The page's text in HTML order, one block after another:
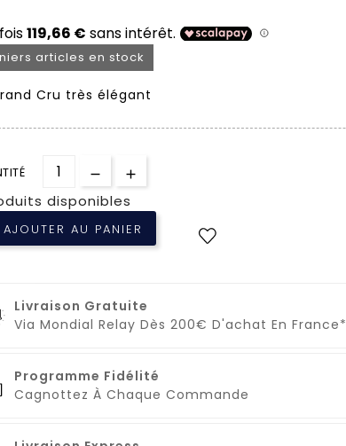
articles en stock
Cru très élégant
disponibles
AJOUTER AU PANIER
Livraison Gratuite
Via Mondial Relay Dès 200€ D'achat En France*
Programme Fidélité
Cagnottez À Chaque Commande